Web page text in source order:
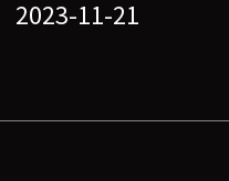
2023-11-21